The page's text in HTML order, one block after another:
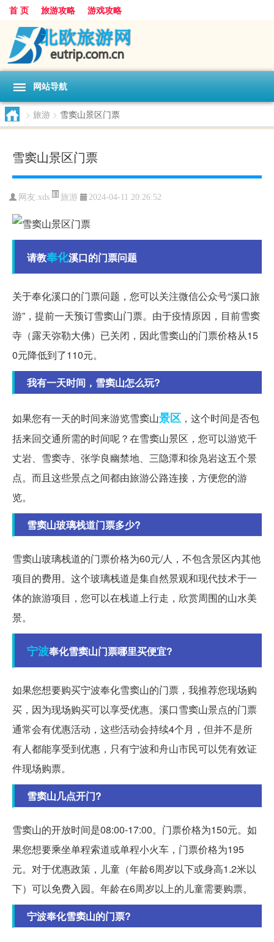
首 页 旅游攻略 游戏攻略
网站导航
> 旅游 > 雪窦山景区门票
雪窦山景区门票
网友:xds 旅游 2024-04-11 20:26:52
请教奉化溪口的门票问题
关于奉化溪口的门票问题，您可以关注微信公众号“溪口旅
游”，提前一天预订雪窦山门票。由于疫情原因，目前雪窦
寺（露天弥勒大佛）已关闭，因此雪窦山的门票价格从15
0元降低到了110元。
我有一天时间，雪窦山怎么玩?
如果您有一天的时间来游览雪窦山景区 ，这个时间是否包
括来回交通所需的时间呢？在雪窦山景区，您可以游览千
丈岩、雪窦寺、张学良幽禁地、三隐潭和徐凫岩这五个景
点。而且这些景点之间都由旅游公路连接，方便您的游
览。
雪窦山玻璃栈道门票多少?
雪窦山玻璃栈道的门票价格为60元/人，不包含景区内其他
项目的费用。这个玻璃栈道是集自然景观和现代技术于一
体的旅游项目，您可以在栈道上行走，欣赏周围的山水美
景。
宁波奉化雪窦山门票哪里买便宜?
如果您想要购买宁波奉化雪窦山的门票，我推荐您现场购
买，因为现场购买可以享受优惠。溪口雪窦山景点的门票
通常会有优惠活动，这些活动会持续4个月，但并不是所
有人都能享受到优惠，只有宁波和舟山市民可以凭有效证
件现场购票。
雪窦山几点开门?
雪窦山的开放时间是08:00-17:00。门票价格为150元。如
果您想要乘坐单程索道或单程小火车，门票价格为195
元。对于优惠政策，儿童（年龄6周岁以下或身高1.2米以
下）可以免费入园。年龄在6周岁以上的儿童需要购票。
宁波奉化雪窦山的门票?